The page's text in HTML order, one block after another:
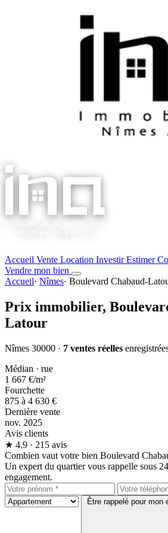
Accueil Vente Location InvestirEstimer
Vendre mon bien
Accueil· Nîmes· Boulevard Chabaud-
Prix immobilier,
Latour
Nîmes 30000 · 7 ventes réelles
Médian · rue
1 667 €/m²
Fourchette
875 à 4 630 €
Dernière vente
nov. 2025
Avis clients
★ 4,9 · 215 avis
Combien vaut votre bien Boulevard
Un expert du quartier vous rappelle sous
engagement.
Être rappelé pour mon